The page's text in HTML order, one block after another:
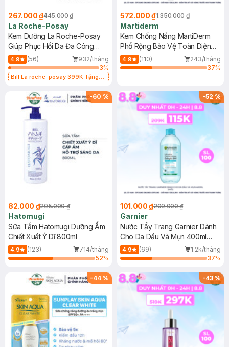
267.000 ₫445.000 ₫
La Roche-Posay
Kem Dưỡng La Roche-Posay
Giúp Phục Hồi Da Đa Công
Dụng 40ml
4.9 (56)
932/tháng
3%
Bill La roche-posay 399K Tặng
(SL có hạn)
572.000 ₫1.350.000 ₫
Martiderm
Kem Chống Nắng MartiDerm
Phổ Rộng Bảo Vệ Toàn Diện
40ml
4.9 (110)
243/tháng
37%
-60 %
82.000 ₫205.000 ₫
Hatomugi
Sữa Tắm Hatomugi Dưỡng Ẩm
Chiết Xuất Ý Dĩ 800ml
4.9 (123)
714/tháng
52%
-52%
101.000 ₫209.000 ₫
Garnier
Nước Tẩy Trang Garnier Dành
Cho Da Dầu Và Mụn 400ml
(Mới)
4.9 (69)
1.2k/tháng
37%
-44 % -43%